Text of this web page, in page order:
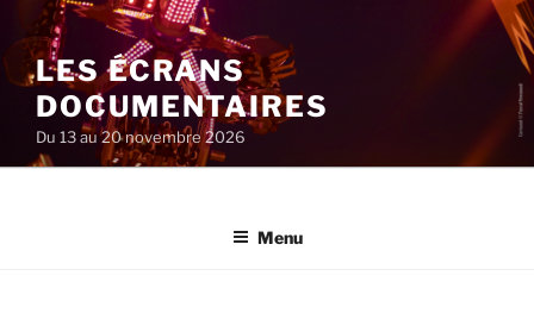
au
contenu
principal
LES ÉCRANS
DOCUMENTAIRES
Du 13 au 20 novembre 2026
Menu